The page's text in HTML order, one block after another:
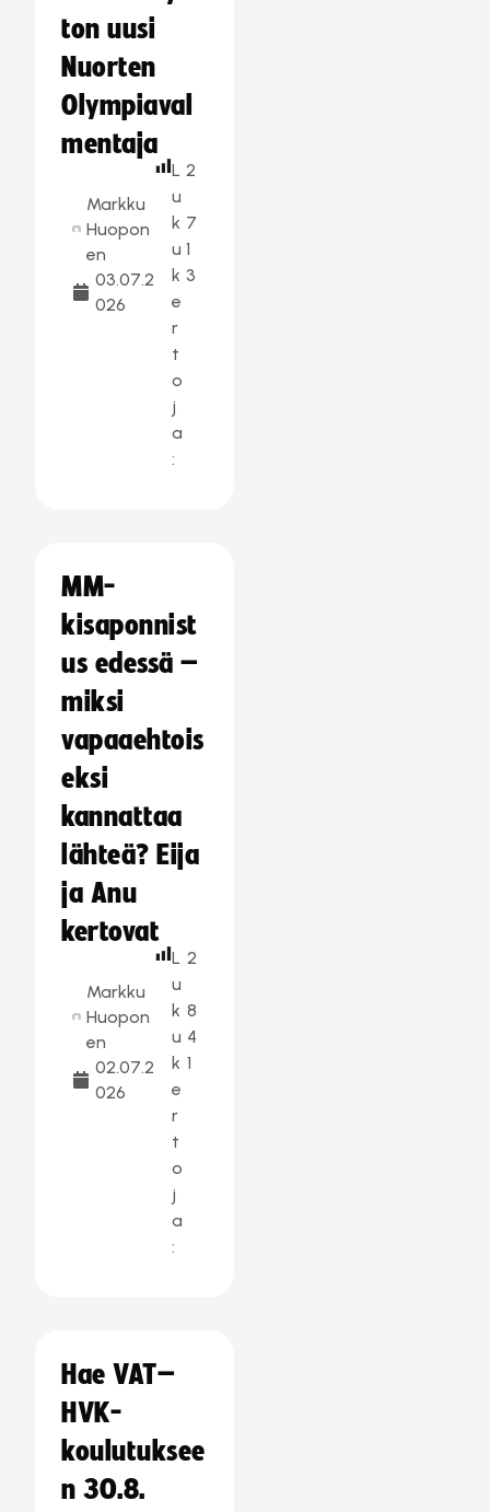
ton uusi
Nuorten
Olympiaval
mentaja
Markku
Huopon
en
03.07.2
026
L
u
k
u
k
e
r
t
o
j
a
:
2
7
1
3
MM-
kisaponnist
us edessä –
miksi
vapaaehtois
eksi
kannattaa
lähteä? Eija
ja Anu
kertovat
Markku
Huopon
en
02.07.2
026
L
u
k
u
k
e
r
t
o
j
a
:
2
8
4
1
Hae VAT–
HVK-
koulutuksee
n 30.8.